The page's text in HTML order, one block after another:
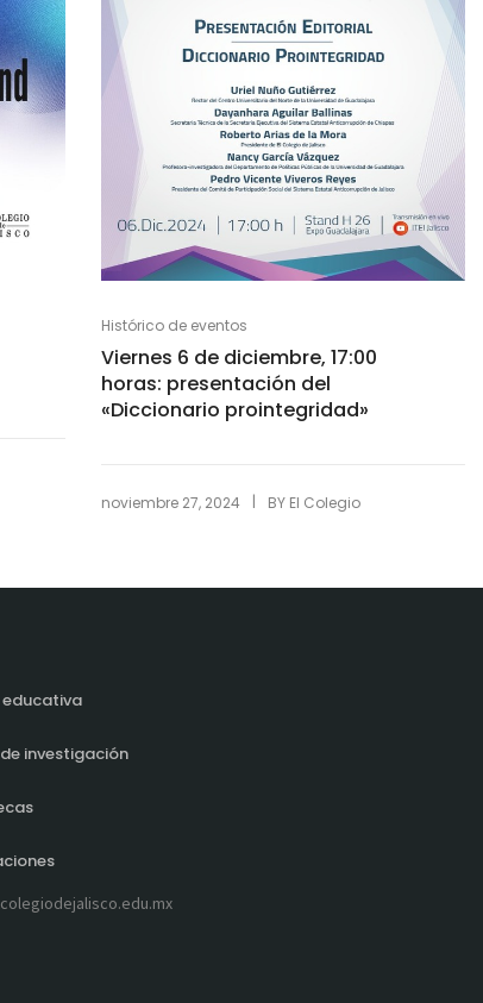
Histórico de eventos
Viernes 6 de diciembre, 17:00
horas: presentación del
«Diccionario prointegridad»
noviembre 27, 2024 | BY El Colegio
investigación